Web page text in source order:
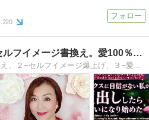
220
下北沢：潜在意識＋セルフイメージ書換え。愛100％で願望実現